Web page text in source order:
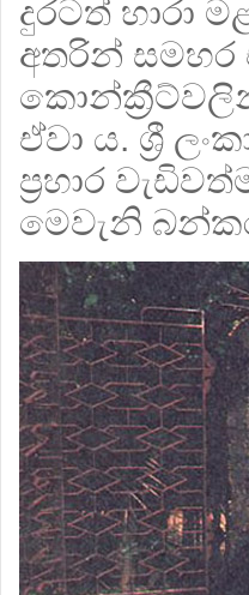
දුරටත් හාරා
අතරින් සමහර
ඒවා ය. ශ්‍රී
ප්‍රහාර
මෙවැනි